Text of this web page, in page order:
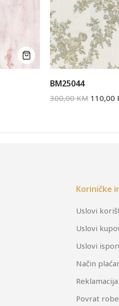
BM25044
300,00KM 110,00
Koriničke
Uslovi
Uslovi
Uslovi
Način
Reklamacija
Povrat robe